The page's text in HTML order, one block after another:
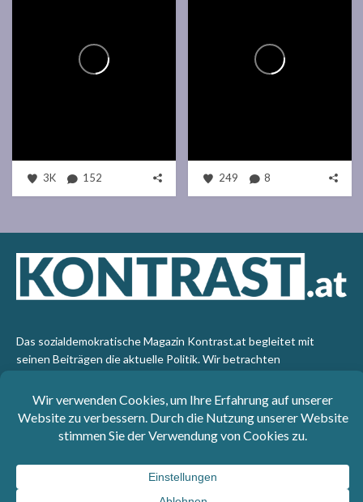
3K 152 249 8
Das sozialdemokratische Magazin Kontrast.at begleitet mit
seinen Beiträgen die aktuelle Politik. Wir betrachten
emanzipatorischen Standpunkt aus. Kontrast wirft den Blick der
sozialen Gerechtigkeit auf die Welt.
: SPÖ-Klub - 1017 Wien - Telefon: +43 1 40110-
3393 - e-mail: redaktion@kontrast.at -